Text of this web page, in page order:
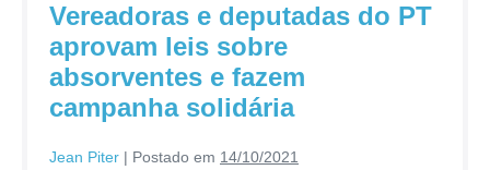
Vereadoras e deputadas do PT
aprovam leis sobre
absorventes e fazem
campanha solidária
Jean Piter | Postado em 14/10/2021